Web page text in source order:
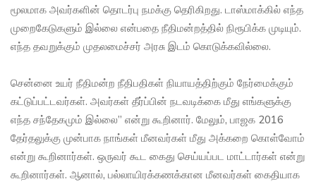
மூலமாக அவர்களின் தொடர்பு நமக்கு தெரிகிறது. டாஸ்மாக்கில் எந்த
முறைகேடுகளும் இல்லை என்பதை நீதிமன்றத்தில் நிரூபிக்க முடியும்.
எந்த தவறுக்கும் முதலமைச்சர் அரசு இடம் கொடுக்கவில்லை.
சென்னை உயர் நீதிமன்ற நீதிபதிகள் நியாயத்திற்கும் நேர்மைக்கும்
கட்டுப்பட்டவர்கள். அவர்கள் தீர்ப்பின் நடவடிக்கை மீது எங்களுக்கு
எந்த சந்தேகமும் இல்லை” என்று கூறினார். மேலும், பாஜக 2016
தேர்தலுக்கு முன்பாக நாங்கள் மீனவர்கள் மீது அக்கறை கொள்வோம்
என்று கூறினார்கள். ஒருவர் கூட கைது செய்யப்பட மாட்டார்கள் என்று
கூறினார்கள். ஆனால், பல்லாயிரக்கணக்கான மீனவர்கள் கைதியாக